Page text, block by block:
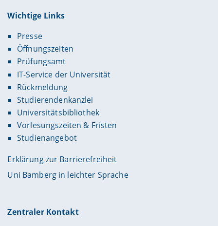
Wichtige Links
Presse
Öffnungszeiten
Prüfungsamt
IT-Service der Universität
Rückmeldung
Studierendenkanzlei
Universitätsbibliothek
Vorlesungszeiten & Fristen
Studienangebot
Erklärung zur Barrierefreiheit
Uni Bamberg in leichter Sprache
Zentraler Kontakt